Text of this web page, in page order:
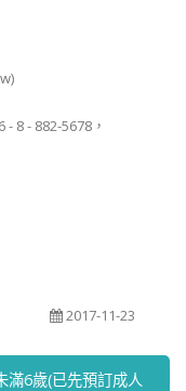
8 - 882-5678，
2017-11-23
滿6歲(已先預訂成人